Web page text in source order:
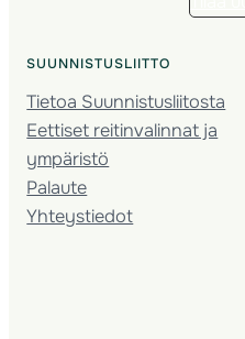
SUUNNISTUSLIITTO
Tietoa Suunnistusliitosta
Eettiset reitinvalinnat ja
ympäristö
Palaute
Yhteystiedot